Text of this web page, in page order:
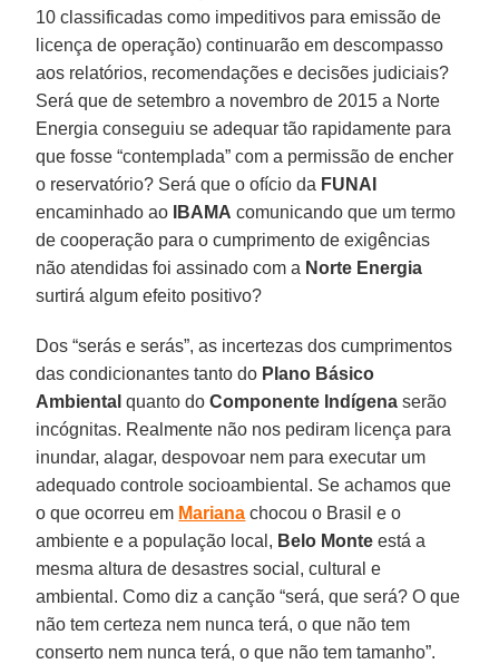
10 classificadas como impeditivos para emissão de
licença de operação) continuarão em descompasso
aos relatórios, recomendações e decisões judiciais?
Será que de setembro a novembro de 2015 a Norte
Energia conseguiu se adequar tão rapidamente para
que fosse “contemplada” com a permissão de encher
o reservatório? Será que o ofício da FUNAI
encaminhado ao
IBAMA comunicando que um termo
de cooperação para o cumprimento de exigências
não atendidas foi assinado com a Norte Energia
surtirá algum efeito positivo?
Dos “serás e serás”, as incertezas dos cumprimentos
das condicionantes tanto do Plano Básico
Ambiental quanto doComponente Indígena serão
incógnitas. Realmente não nos pediram licença para
inundar, alagar, despovoar nem para executar um
adequado controle socioambiental. Se achamos que
o que ocorreu em Mariana chocou o Brasil e o
ambiente e a população local, Belo Monte está a
mesma altura de desastres social, cultural e
ambiental. Como diz a canção “será, que será? O que
não tem certeza nem nunca terá, o que não tem
conserto nem nunca terá, o que não tem tamanho”.